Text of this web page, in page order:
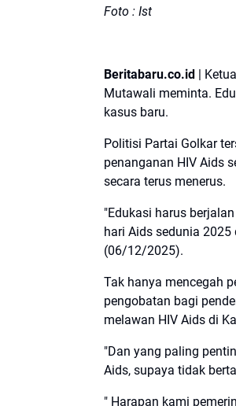
Foto : Ist
Beritabaru.co.id |
Mutawali meminta.
kasus baru.
Politisi Partai Golkar
penanganan HIV Aids
secara terus menerus.
"Edukasi harus
hari Aids sedunia 2025
(06/12/2025).
Tak hanya mencegah
pengobatan bagi
melawan HIV Aids di
"Dan yang paling
Aids, supaya tidak
" Harapan kami